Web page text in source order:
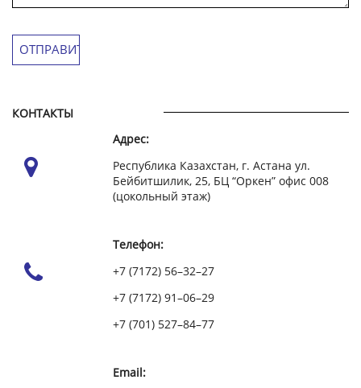
КОНТАКТЫ
Адрес:
Республика Казахстан, г. Астана ул.
Бейбитшилик, 25, БЦ “Оркен” офис 008
(цокольный этаж)
Телефон:
+7 (7172) 56–32–27
+7 (7172) 91–06–29
+7 (701) 527–84–77
Email: